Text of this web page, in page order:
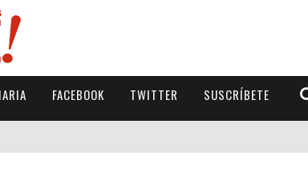
FACEBOOK TWITTER SUSCRÍBETE